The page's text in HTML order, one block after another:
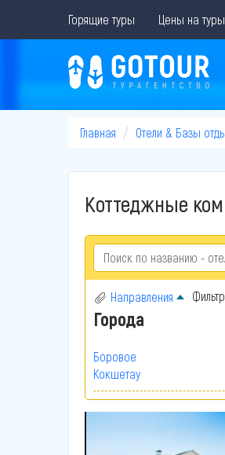
Горящие туры Цены на туры
Главная Отели & Базы
Коттеджные
Направления
Города
Боровое
Кокшетау